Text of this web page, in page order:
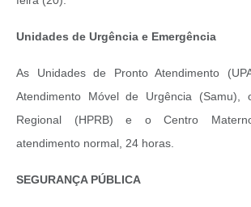
Unidades de Urgência e Emergência
As Unidades de Pronto Atendimento
Atendimento Móvel de Urgência (Samu),
Regional (HPRB) e o Centro
atendimento normal, 24 horas.
SEGURANÇA PÚBLICA